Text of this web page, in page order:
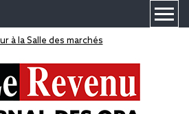
à la Salle des marchés